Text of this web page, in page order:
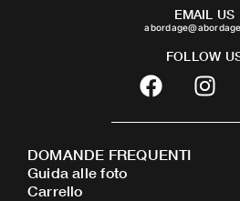
EMAIL US
FOLLOW
F
a
c
b
I
n
s
DOMANDE FREQUENTI
Guida alle foto
Carrello